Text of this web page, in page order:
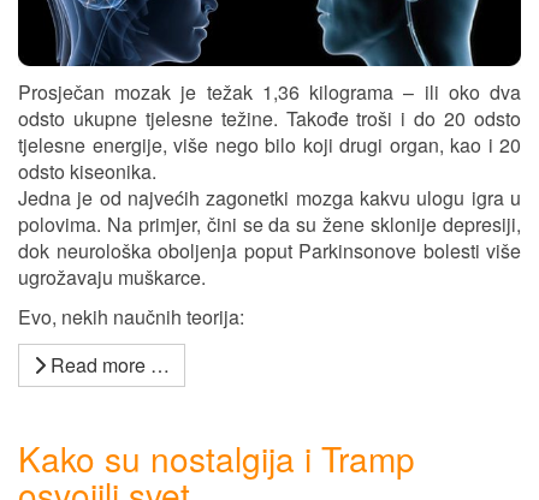
Prosječan mozak je težak 1,36 kilograma – ili oko dva
odsto ukupne tjelesne težine. Takođe troši i do 20 odsto
tjelesne energije, više nego bilo koji drugi organ, kao i 20
odsto kiseonika.
Jedna je od najvećih zagonetki mozga kakvu ulogu igra u
polovima. Na primjer, čini se da su žene sklonije depresiji,
dok neurološka oboljenja poput Parkinsonove bolesti više
ugrožavaju muškarce.
Evo, nekih naučnih teorija:
Read more …
Kako su nostalgija i Tramp